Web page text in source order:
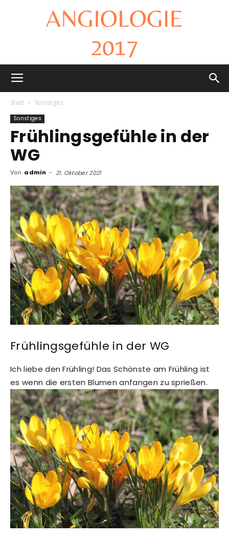
2017
Start Sonstiges
Sonstiges
Frühlingsgefühle in der
WG
Von admin - 21. Oktober 2021
Frühlingsgefühle in der WG
Ich liebe den Frühling! Das Schönste am Frühling ist
es wenn die ersten Blumen anfangen zu sprießen.